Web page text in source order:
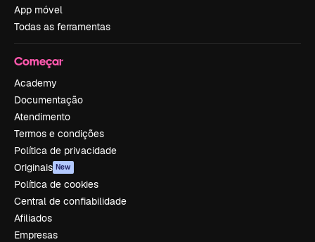
App móvel
Todas as ferramentas
Começar
Academy
Documentação
Atendimento
Termos e condições
Política de privacidade
Originais New
Política de cookies
Central de confiabilidade
Afiliados
Empresas